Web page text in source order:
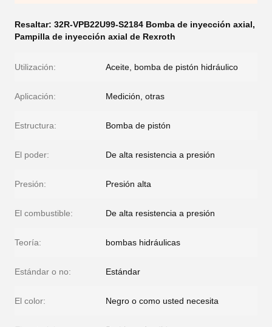
Resaltar: 32R-VPB22U99-S2184 Bomba de inyección axial,
Pampilla de inyección axial de Rexroth
Utilización: Aceite, bomba de pistón hidráulico
Aplicación: Medición, otras
Estructura: Bomba de pistón
El poder: De alta resistencia a presión
Presión: Presión alta
El combustible: De alta resistencia a presión
Teoría: bombas hidráulicas
Estándar o no: Estándar
El color: Negro o como usted necesita